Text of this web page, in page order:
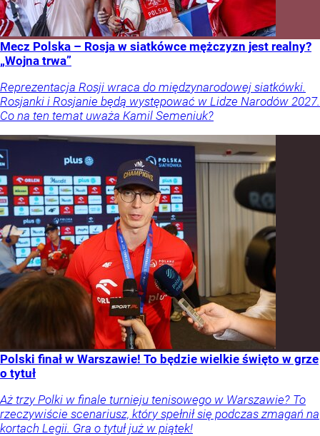
Mecz Polska – Rosja w siatkówce mężczyzn jest realny?
„Wojna trwa”
Reprezentacja Rosji wraca do międzynarodowej siatkówki.
Rosjanki i Rosjanie będą występować w Lidze Narodów 2027.
Co na ten temat uważa Kamil Semeniuk?
Polski finał w Warszawie! To będzie wielkie święto w grze
o tytuł
Aż trzy Polki w finale turnieju tenisowego w Warszawie? To
rzeczywiście scenariusz, który spełnił się podczas zmagań na
kortach Legii. Gra o tytuł już w piątek!